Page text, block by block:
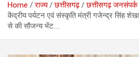
Home राज्य छत्तीसगढ़
छत्तीसगढ़ जनसंपर्क
केंद्रीय पर्यटन एवं संस्कृति मंत्री गजेन्द्र सिंह
से की सौजन्य भेंट….